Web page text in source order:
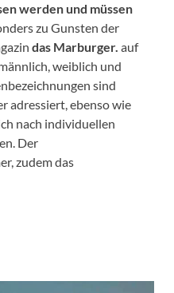
werden und müssen
zu Gunsten der
das Marburger. auf
weiblich und
sind
adressiert, ebenso wie
nach individuellen
Der
zudem das